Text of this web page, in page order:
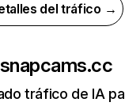
del tráfico →
snapcams.cc
tráfico de IA